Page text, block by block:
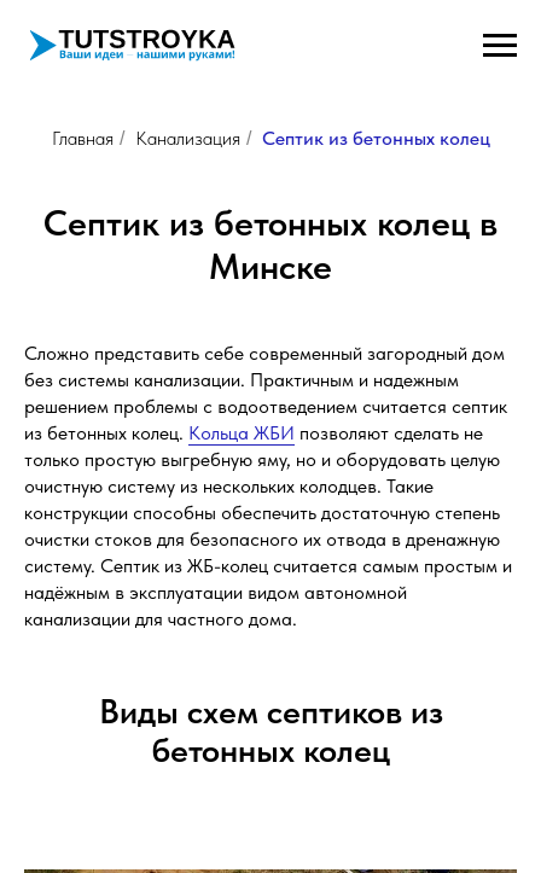
Главная / Канализация / Септик из бетонных колец
Септик из бетонных колец в
Минске
Сложно представить себе современный загородный дом
без системы канализации. Практичным и надежным
решением проблемы с водоотведением считается септик
из бетонных колец. Кольца ЖБИ позволяют сделать не
только простую выгребную яму, но и оборудовать целую
очистную систему из нескольких колодцев. Такие
конструкции способны обеспечить достаточную степень
очистки стоков для безопасного их отвода в дренажную
систему. Септик из ЖБ-колец считается самым простым и
надёжным в эксплуатации видом автономной
канализации для частного дома.
Виды схем септиков из
бетонных колец